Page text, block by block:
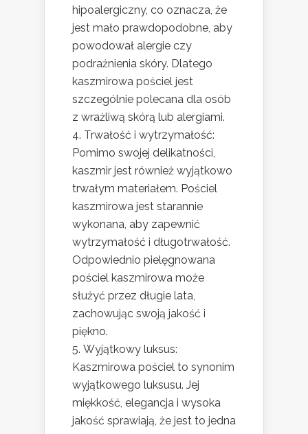
hipoalergiczny, co oznacza, że
jest mało prawdopodobne, aby
powodował alergie czy
podrażnienia skóry. Dlatego
kaszmirowa pościel jest
szczególnie polecana dla osób
z wrażliwą skórą lub alergiami.
Trwałość i wytrzymałość:
Pomimo swojej delikatności,
kaszmir jest również wyjątkowo
trwałym materiałem. Pościel
kaszmirowa jest starannie
wykonana, aby zapewnić
wytrzymałość i długotrwałość.
Odpowiednio pielęgnowana
pościel kaszmirowa może
służyć przez długie lata,
zachowując swoją jakość i
piękno.
Wyjątkowy luksus:
Kaszmirowa pościel to synonim
wyjątkowego luksusu. Jej
miękkość, elegancja i wysoka
jakość sprawiają, że jest to jedna